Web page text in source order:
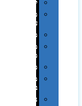
למטבח
מוצרי
עור
מחברות
מחזיקי
מפתחות
משחקים
מתנה
בפחית
נסיעות